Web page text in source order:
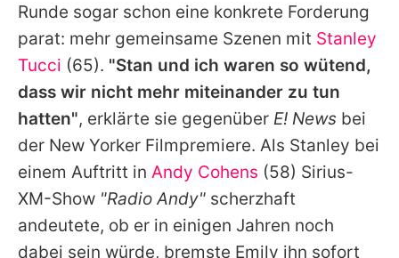
Runde sogar schon eine konkrete Forderung
parat: mehr gemeinsame Szenen mit Stanley
Tucci (65). "Stan und ich waren so wütend,
dass wir nicht mehr miteinander zu tun
hatten", erklärte sie gegenüber E! News bei
der New Yorker Filmpremiere. Als Stanley bei
einem Auftritt in Andy Cohens (58) Sirius-
XM-Show "RadioAndy" scherzhaft
andeutete, ob er in einigen Jahren noch
dabei sein würde, bremste Emily ihn sofort